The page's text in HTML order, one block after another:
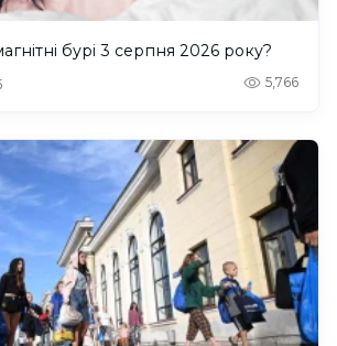
бурі 3 серпня 2026 року?
5,766